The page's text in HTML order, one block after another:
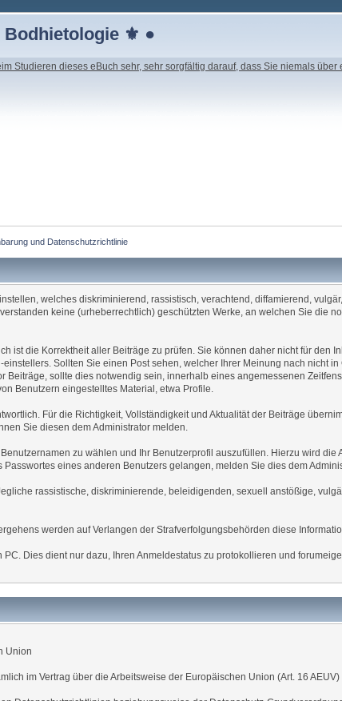
Bodhietologie ⚜ ●
Studieren dieses eBuch sehr, sehr sorgfältig darauf, dass Sie niemals
und Datenschutzrichtlinie
welches diskriminierend, rassistisch, verachtend, diffamierend,
keine (urheberrechtlich) geschützten Werke, an welchen Sie die
ist die Korrektheit aller Beiträge zu prüfen. Sie können daher nicht für den
Sollten Sie einen Post sehen, welcher Ihrer Meinung nach nicht
sollte dies notwendig sein, innerhalb eines angemessenen
Benutzern eingestelltes Material, etwa Profile.
Für die Richtigkeit, Vollständigkeit und Aktualität der Beiträge
Sie diesen dem Administrator melden.
zu wählen und Ihr Benutzerprofil auszufüllen. Hierzu wird
eines anderen Benutzers gelangen, melden Sie dies dem
rassistische, diskriminierende, beleidigenden, sexuell anstößige,
werden auf Verlangen der Strafverfolgungsbehörden diese
Dies dient nur dazu, Ihren Anmeldestatus zu protokollieren und
Union
im Vertrag über die Arbeitsweise der Europäischen Union (Art. 16